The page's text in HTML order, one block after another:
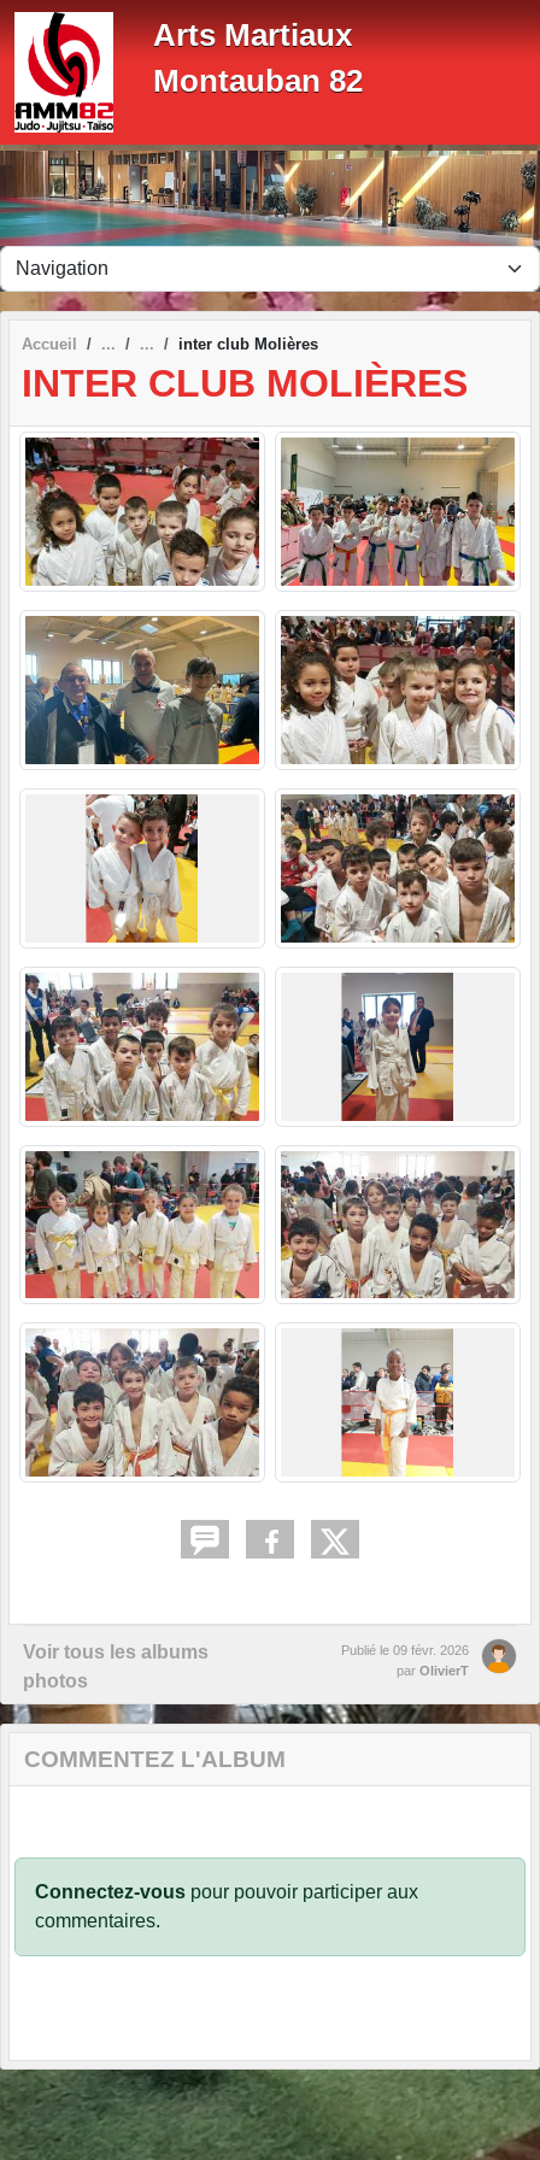
Arts Martiaux
Montauban 82
Accueil inter club Molières
INTER CLUB MOLIÈRES
Voir tous les albums
photos
Publié le 09 févr. 2026
par OlivierT
COMMENTEZ L'ALBUM
Connectez-vous pour pouvoir participer aux
commentaires.
Panneau de gestion des cookies